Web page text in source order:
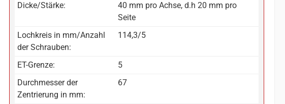
Dicke/Stärke:
40 mm pro Achse, d.h 20 mm pro
Seite
Lochkreis in mm/Anzahl
der Schrauben:
114,3/5
ET-Grenze:
5
Durchmesser der
Zentrierung in mm:
67